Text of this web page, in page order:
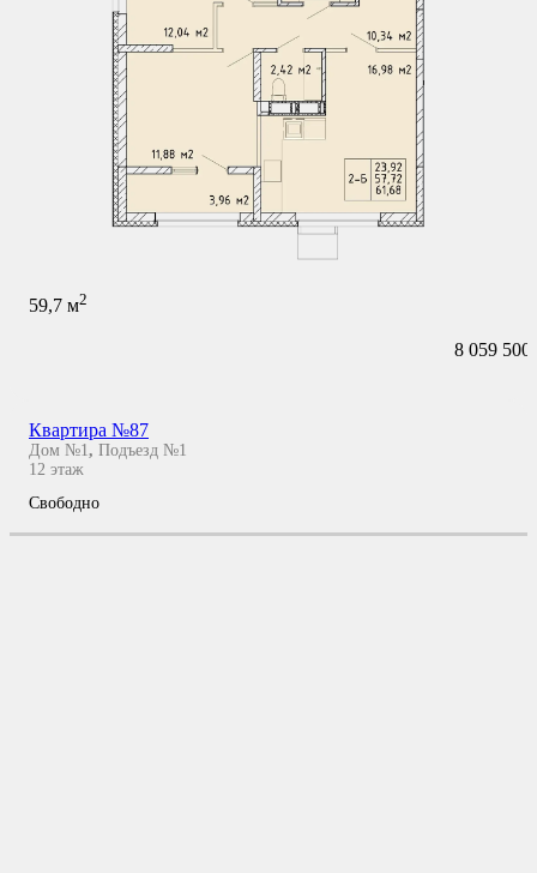
59,7 м2
8 059 500
Квартира №87
Дом №1 , Подъезд №1
12 этаж
Свободно